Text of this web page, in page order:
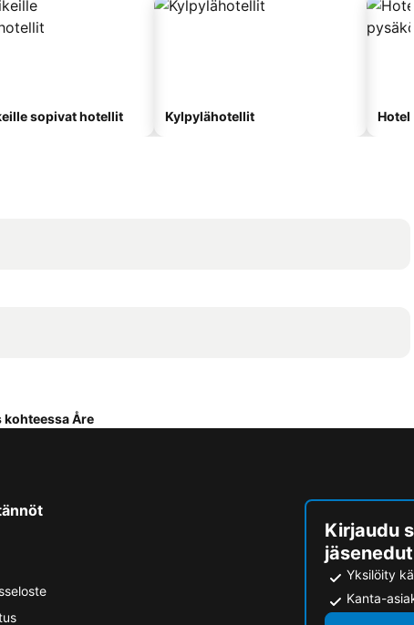
sopivat hotellit Kylpylähotellit
Åre
Kirjaudu
jäsenedut
Yksilöity
Kanta-